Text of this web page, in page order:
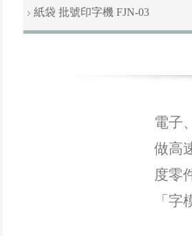
紙袋 批號印字機 FJN-03
電子
做高
度零
「